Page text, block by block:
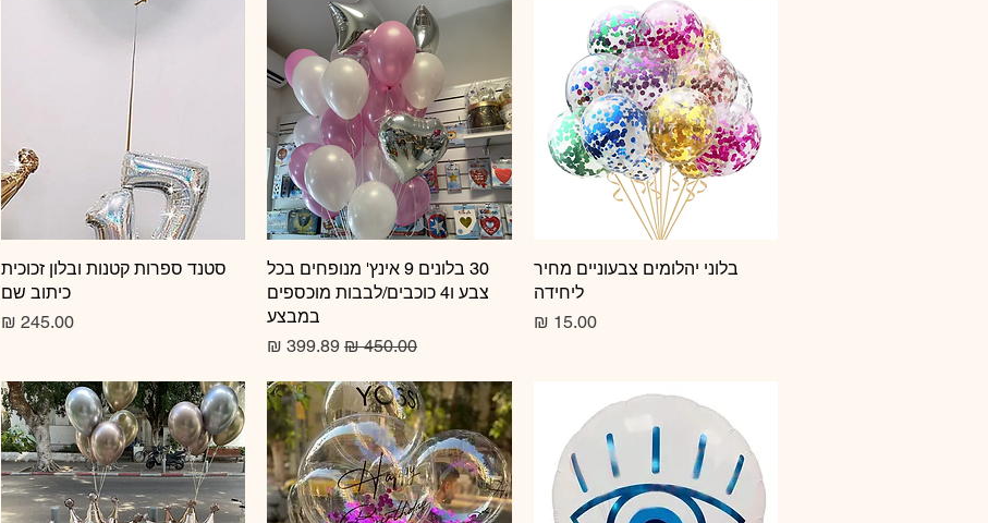
תצוגה מהירה
בלוני יהלומים צבעוניים מחיר
ליחידה
מחיר‏15.00 ‏₪
תצוגה מהירה
30 בלונים 9 אינץ' מנופחים בכל
צבע ו4 כוכבים/לבבות מוכספים
במבצע
מחיר רגיל מחיר מבצע
תצוגה מהירה
סטנד ספרות קטנות ובלון זכוכית
כיתוב שם
מחיר‏245.00 ‏₪